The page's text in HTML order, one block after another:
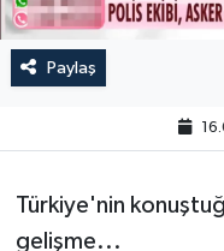
Paylaş
Türkiye'nin
gelişme...